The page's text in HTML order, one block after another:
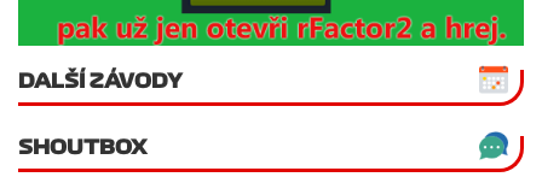
DALŠÍ ZÁVODY
SHOUTBOX